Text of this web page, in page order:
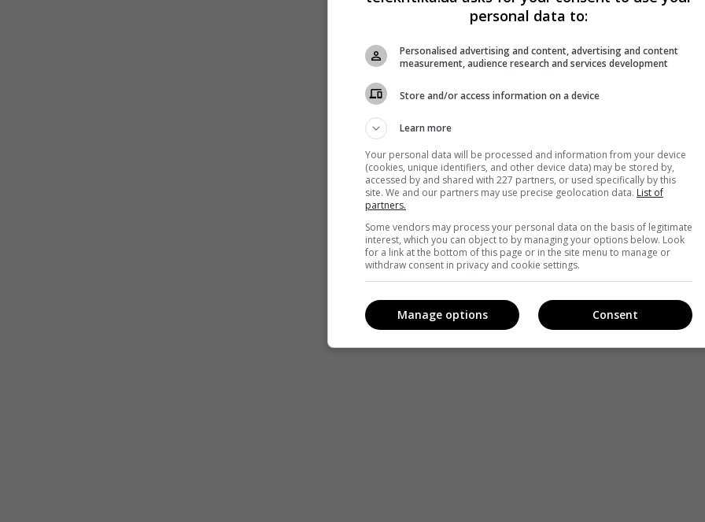
personal data to:
Personalised advertising and content, advertising and content
measurement, audience research and services development
Store and/or access information on a device
Learn more
Your personal data will be processed and information from your device
(cookies, unique identifiers, and other device data) may be stored by,
accessed by and shared with 227 partners, or used specifically by this
site. We and our partners may use precise geolocation data. List of
partners.
Some vendors may process your personal data on the basis of legitimate
interest, which you can object to by managing your options below. Look
for a link at the bottom of this page or in the site menu to manage or
withdraw consent in privacy and cookie settings.
Consent
Manage options